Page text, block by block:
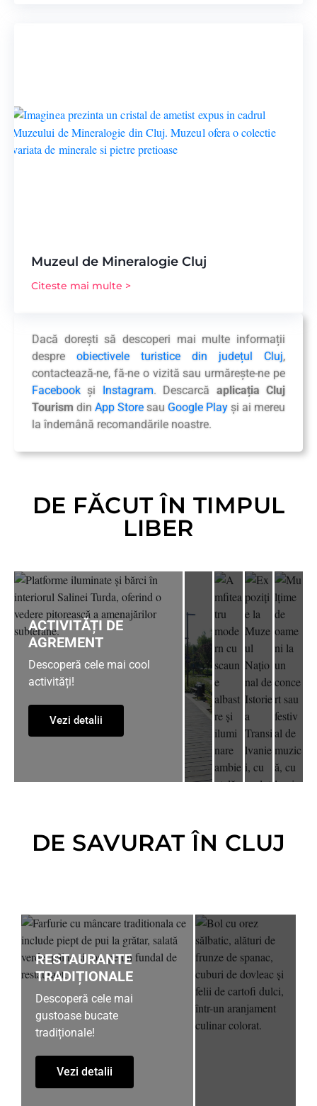
Muzeul de Mineralogie Cluj
Citeste mai multe >
Dacă dorești să descoperi mai multe informații
despre obiectivele turistice din județul Cluj,
contactează-ne, fă-ne o vizită sau urmărește-ne pe
Facebook și Instagram. Descarcă aplicația Cluj
Tourism din App Store sau Google Play și ai mereu
la îndemână recomandările noastre.
DE FĂCUT ÎN TIMPUL
LIBER
ACTIVITĂȚI DE
AGREMENT
Descoperă cele mai cool
activități!
Vezi detalii
DE SAVURAT ÎN CLUJ
RESTAURANTE
TRADIȚIONALE
Descoperă cele mai
gustoase bucate
tradiționale!
Vezi detalii